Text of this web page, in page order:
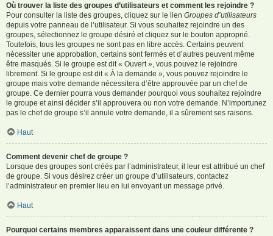
Où trouver la liste des groupes d’utilisateurs et comment les rejoindre ?
Pour consulter la liste des groupes, cliquez sur le lien Groupes d’utilisateurs
depuis votre panneau de l’utilisateur. Si vous souhaitez rejoindre un des
groupes, sélectionnez le groupe désiré et cliquez sur le bouton approprié.
Toutefois, tous les groupes ne sont pas en libre accès. Certains peuvent
nécessiter une approbation, certains sont fermés et d’autres peuvent même
être masqués. Si le groupe est dit « Ouvert », vous pouvez le rejoindre
librement. Si le groupe est dit « À la demande », vous pouvez rejoindre le
groupe mais votre demande nécessitera d’être approuvée par un chef de
groupe. Ce dernier pourra vous demander pourquoi vous souhaitez rejoindre
le groupe et ainsi décider s’il approuvera ou non votre demande. N’importunez
pas le chef de groupe s’il annule votre demande, il a sûrement ses raisons.
Haut
Comment devenir chef de groupe ?
Lorsque des groupes sont créés par l’administrateur, il leur est attribué un chef
de groupe. Si vous désirez créer un groupe d’utilisateurs, contactez
l’administrateur en premier lieu en lui envoyant un message privé.
Haut
Pourquoi certains membres apparaissent dans une couleur différente ?